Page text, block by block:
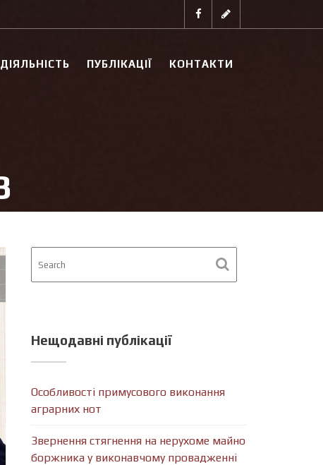
ДІЯЛЬНІСТЬ ПУБЛІКАЦІЇ КОНТАКТИ
Нещодавні публікації
Особливості примусового виконання
аграрних нот
Звернення стягнення на нерухоме майно
боржника у виконавчому провадженні